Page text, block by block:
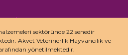
sektöründe 22 senedir
Akvet Veterinerlik Hayvancılık ve
yönetilmektedir.